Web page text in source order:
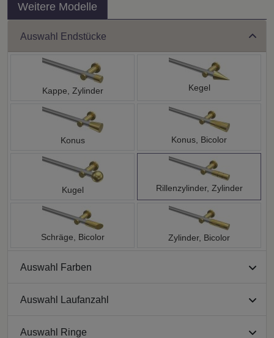
Weitere Modelle
Auswahl Endstücke
Kappe, Zylinder Kegel
Konus Konus, Bicolor
Kugel Rillenzylinder, Zylinder
Schräge, Bicolor Zylinder, Bicolor
Auswahl Farben
Auswahl Laufanzahl
Auswahl Ringe